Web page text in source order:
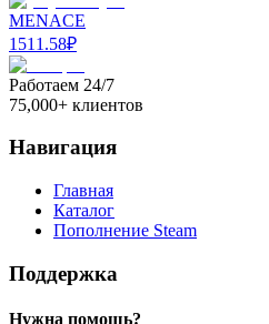
MENACE
1511.58₽
Работаем 24/7
75,000+ клиентов
Навигация
Главная
Каталог
Пополнение Steam
Поддержка
Нужна помощь?